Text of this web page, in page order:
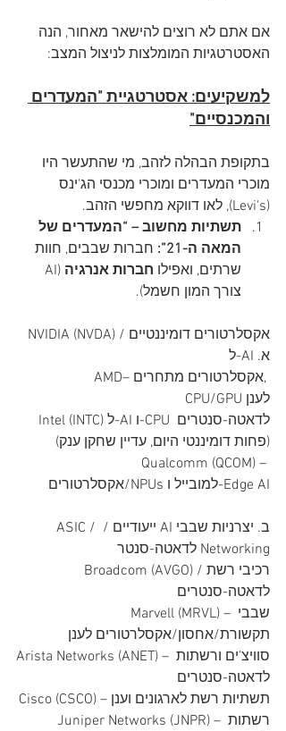
אם אתם לא רוצים להישאר מאחור, הנה
האסטרטגיות המומלצות לניצול המצב:
למשקיעים: אסטרטגיית "המעדרים
והמכנסיים"
בתקופת הבהלה לזהב, מי שהתעשר היו
מוכרי המעדרים ומוכרי מכנסי הג'ינס
(Levi's), לאו דווקא מחפשי הזהב.
תשתיות מחשוב – “המעדרים של
המאה ה-21”:
חברות שבבים, חוות
שרתים, ואפילו חברות אנרגיה
צורך המון חשמל).
NVIDIA (NVDA) /אקסלרטורים דומיננטיים
ל-AI .א
AMD– אקסלרטורים מתחרים,
CPU/GPU לענן
Intel (INTC) ל-AI ו-CPU לדאטה-סנטרים
(פחות דומיננטי היום, עדיין שחקן ענק)
Qualcomm (QCOM) –
אקסלרטורים/NPUs למובייל ו-Edge AI
ב. יצרניות שבבי AI ייעודיים / ASIC /
Networking לדאטה-סנטר
Broadcom (AVGO) /רכיבי רשת
לדאטה-סנטרים
Marvell (MRVL) – שבבי
תקשורת/אחסון/אקסלרטורים לענן
Arista Networks (ANET) – סוויצ’ים ורשתות
לדאטה-סנטרים
Cisco (CSCO) – תשתיות רשת לארגונים וענן
Juniper Networks (JNPR) – רשתות